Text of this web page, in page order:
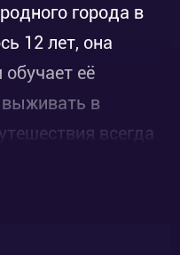
города в
12 лет, она
её
в
всегда
Кино умеет
и всегда
достойной